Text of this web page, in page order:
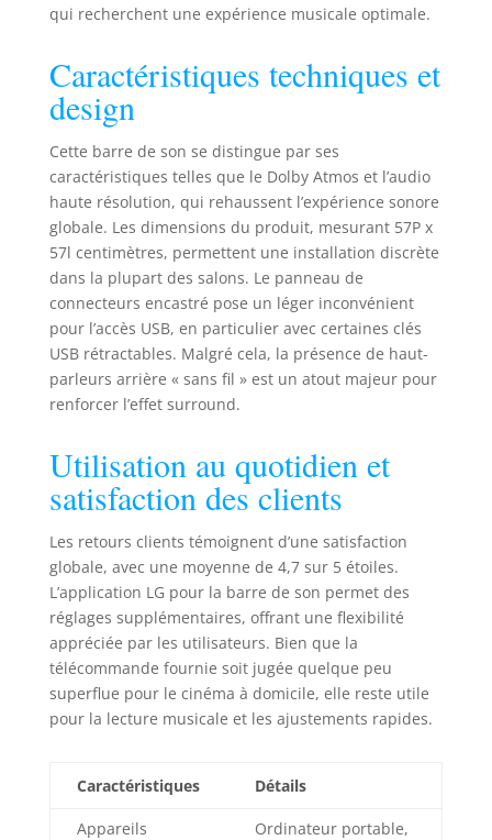
qui recherchent une expérience musicale optimale.
Caractéristiques techniques et
design
Cette barre de son se distingue par ses
caractéristiques telles que le Dolby Atmos et l’audio
haute résolution, qui rehaussent l’expérience sonore
globale. Les dimensions du produit, mesurant 57P x
57l centimètres, permettent une installation discrète
dans la plupart des salons. Le panneau de
connecteurs encastré pose un léger inconvénient
pour l’accès USB, en particulier avec certaines clés
USB rétractables. Malgré cela, la présence de haut-
parleurs arrière « sans fil » est un atout majeur pour
renforcer l’effet surround.
Utilisation au quotidien et
satisfaction des clients
Les retours clients témoignent d’une satisfaction
globale, avec une moyenne de 4,7 sur 5 étoiles.
L’application LG pour la barre de son permet des
réglages supplémentaires, offrant une flexibilité
appréciée par les utilisateurs. Bien que la
télécommande fournie soit jugée quelque peu
superflue pour le cinéma à domicile, elle reste utile
pour la lecture musicale et les ajustements rapides.
Caractéristiques Détails
Appareils
Ordinateur portable,